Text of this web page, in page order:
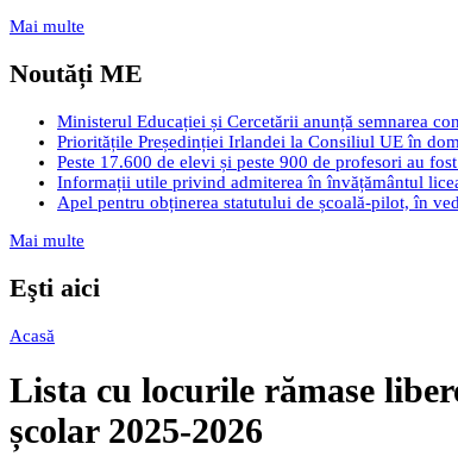
Mai multe
Noutăți ME
Ministerul Educației și Cercetării anunță semnarea
Prioritățile Președinției Irlandei la Consiliul UE în
Peste 17.600 de elevi și peste 900 de profesori au
Informații utile privind admiterea în învățământul
Apel pentru obținerea statutului de școală-pilot, în
Mai multe
Eşti aici
Acasă
Lista cu locurile rămase
școlar 2025-2026